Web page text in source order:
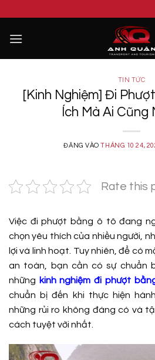
nội
TIN TỨC
[Kinh Nghiệm] Đi
Ích Mà Ai Cũng
ĐĂNG VÀOTHÁNG 10 24,
Rate this
Việc đi phượt bằng ô tô đang
chọn yêu thích của nhiều người,
lợi và linh hoạt. Tuy nhiên, để có
an toàn, bạn cần có sự chuẩn
những kinh nghiệm đi phượt
chuẩn bị đến khi thực hiện
những rủi ro không đáng có và
cách tuyệt vời nhất.